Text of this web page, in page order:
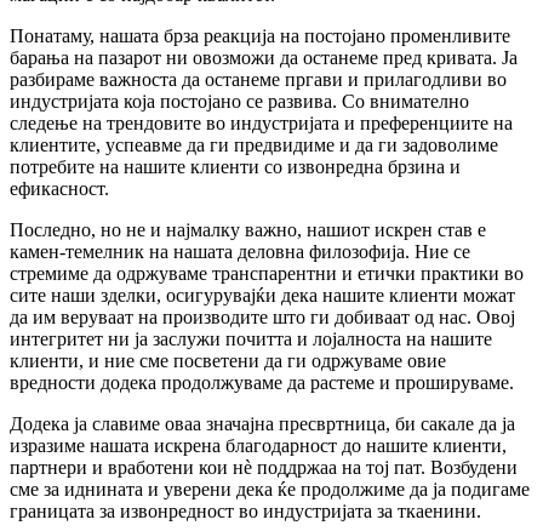
Понатаму, нашата брза реакција на постојано променливите
барања на пазарот ни овозможи да останеме пред кривата. Ја
разбираме важноста да останеме пргави и прилагодливи во
индустријата која постојано се развива. Со внимателно
следење на трендовите во индустријата и преференциите на
клиентите, успеавме да ги предвидиме и да ги задоволиме
потребите на нашите клиенти со извонредна брзина и
ефикасност.
Последно, но не и најмалку важно, нашиот искрен став е
камен-темелник на нашата деловна филозофија. Ние се
стремиме да одржуваме транспарентни и етички практики во
сите наши зделки, осигурувајќи дека нашите клиенти можат
да им веруваат на производите што ги добиваат од нас. Овој
интегритет ни ја заслужи почитта и лојалноста на нашите
клиенти, и ние сме посветени да ги одржуваме овие
вредности додека продолжуваме да растеме и прошируваме.
Додека ја славиме оваа значајна пресвртница, би сакале да ја
изразиме нашата искрена благодарност до нашите клиенти,
партнери и вработени кои нè поддржаа на тој пат. Возбудени
сме за иднината и уверени дека ќе продолжиме да ја подигаме
границата за извонредност во индустријата за ткаенини.